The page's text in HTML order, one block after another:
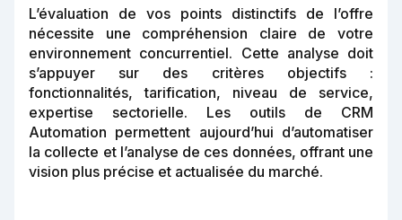
L’évaluation de vos points distinctifs de l’offre
nécessite une compréhension claire de votre
environnement concurrentiel. Cette analyse doit
s’appuyer sur des critères objectifs :
fonctionnalités, tarification, niveau de service,
expertise sectorielle. Les outils de CRM
Automation permettent aujourd’hui d’automatiser
la collecte et l’analyse de ces données, offrant une
vision plus précise et actualisée du marché.